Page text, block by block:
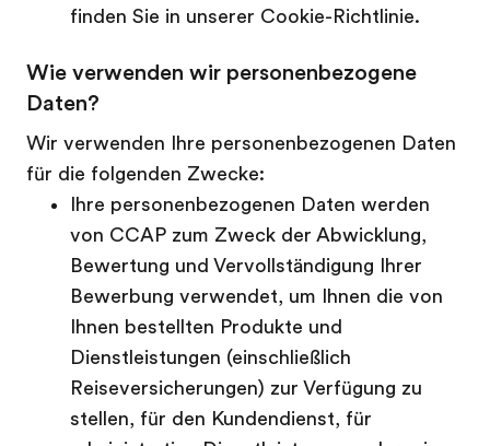
finden Sie in unserer Cookie-Richtlinie.
Wie verwenden wir personenbezogene
Daten?
Wir verwenden Ihre personenbezogenen Daten
für die folgenden Zwecke:
Ihre personenbezogenen Daten werden
von CCAP zum Zweck der Abwicklung,
Bewertung und Vervollständigung Ihrer
Bewerbung verwendet, um Ihnen die von
Ihnen bestellten Produkte und
Dienstleistungen (einschließlich
Reiseversicherungen) zur Verfügung zu
stellen, für den Kundendienst, für